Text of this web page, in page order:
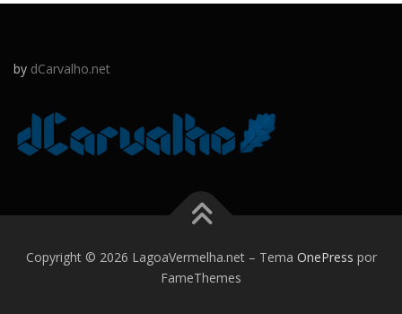
by dCarvalho.net
Copyright © 2026 LagoaVermelha.net – Tema OnePress por
FameThemes